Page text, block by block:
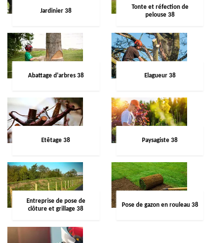
Jardinier 38
Tonte et réfection de
pelouse 38
Abattage d'arbres 38 Elagueur 38
Etêtage 38 Paysagiste 38
Entreprise de pose de
clôture et grillage 38
Pose de gazon en rouleau 38